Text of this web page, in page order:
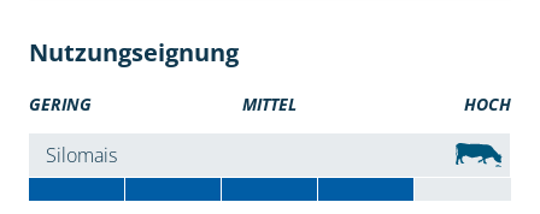
Nutzungseignung
GERING MITTEL HOCH
Silomais